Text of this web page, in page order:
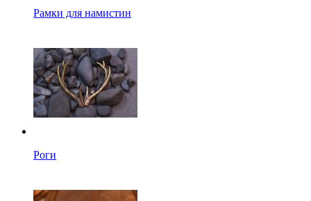
Рамки для намистин
Роги